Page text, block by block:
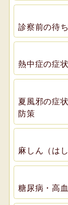
診察前の待
熱中症の症
夏風邪の症
防策
麻しん（は
糖尿病・高